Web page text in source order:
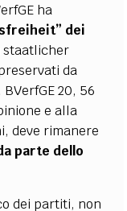
ha
dei
staatlicher
da
20, 56
e alla
deve rimanere
parte dello
dei partiti, non